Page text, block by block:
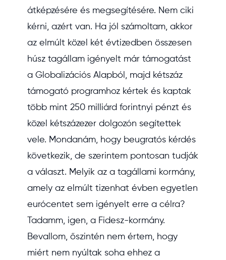
átképzésére és megsegítésére. Nem ciki
kérni, azért van. Ha jól számoltam, akkor
az elmúlt közel két évtizedben összesen
húsz tagállam igényelt már támogatást
a Globalizációs Alapból, majd kétszáz
támogató programhoz kértek és kaptak
több mint 250 milliárd forintnyi pénzt és
közel kétszázezer dolgozón segítettek
vele. Mondanám, hogy beugratós kérdés
következik, de szerintem pontosan tudják
a választ. Melyik az a tagállami kormány,
amely az elmúlt tizenhat évben egyetlen
eurócentet sem igényelt erre a célra?
Tadamm, igen, a Fidesz-kormány.
Bevallom, őszintén nem értem, hogy
miért nem nyúltak soha ehhez a